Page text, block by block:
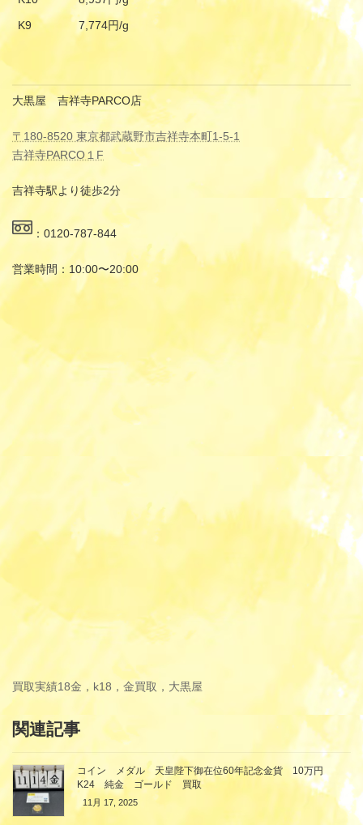
K9
7,774円/g
大黒屋 吉祥寺PARCO店
〒180-8520 東京都武蔵野市吉祥寺本町1-5-1
吉祥寺PARCO１F
吉祥寺駅より徒歩2分
：0120-787-844
営業時間：10:00〜20:00
買取実績18金，k18，金買取，大黒屋
関連記事
コイン メダル 天皇陛下御在位60年記念金貨 10万円
K24 純金 ゴールド 買取
11月 17, 2025